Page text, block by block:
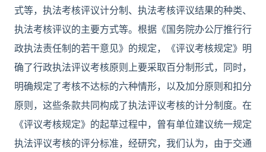
式等，执法考核评议计分制、执法考核评议结果的种类、
执法考核评议的主要方式等。根据《国务院办公厅推行行
政执法责任制的若干意见》的规定，《评议考核规定》明
确了行政执法评议考核原则上要采取百分制形式，同时，
明确规定了考核不达标的六种情形，以及加分原则和扣分
原则，这些条款共同构成了执法评议考核的计分制度。在
《评议考核规定》的起草过程中，曾有单位建议统一规定
执法评议考核的评分标准，经研究，我们认为，由于交通